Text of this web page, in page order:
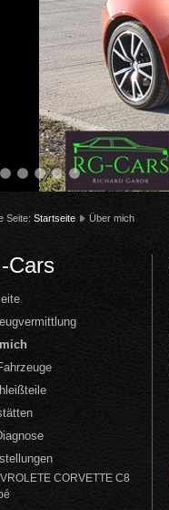
4 5 6
Seite: Startseite Über mich
Cars
CORVETTE C8